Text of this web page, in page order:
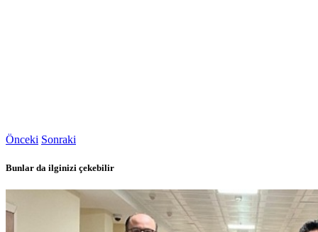
Önceki Sonraki
Bunlar da ilginizi çekebilir